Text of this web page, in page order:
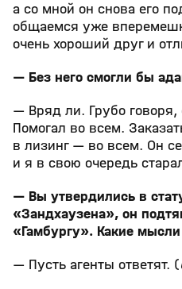
а со мной он снова его
общаемся уже
очень хороший друг и
— Без него смогли бы
— Вряд ли. Грубо
Помогал во всем.
в лизинг — во всем. Он
и я в свою очередь
— Вы утвердились в
«Зандхаузена», он
«Гамбургу». Какие
— Пусть агенты ответят. (